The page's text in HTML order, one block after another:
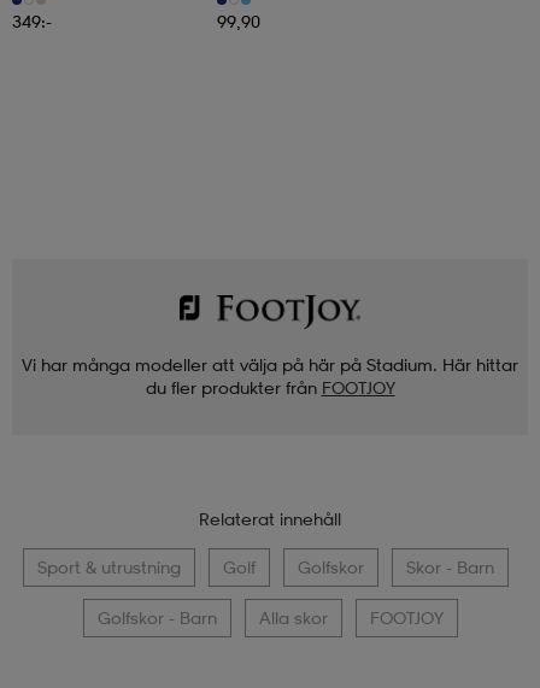
349:- 99,90
Vi har många modeller att välja på här på Stadium. Här hittar
du fler produkter från FOOTJOY
Relaterat innehåll
Sport & utrustning Golf Golfskor Skor - Barn
Golfskor - Barn Alla skor FOOTJOY